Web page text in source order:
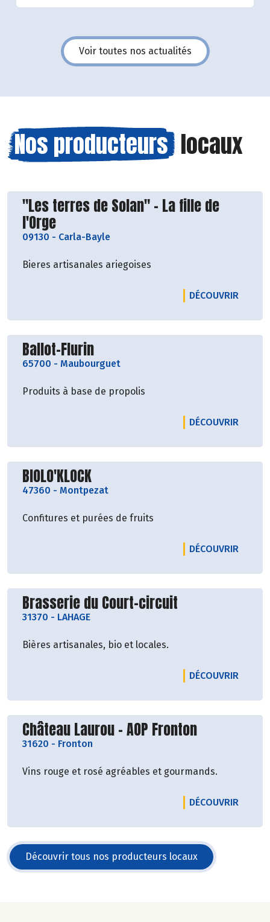
c’est aussi possible en bio.
Voir toutes nos actualités
Nos producteurs locaux
Découvrir le producteur
"Les terres de Solan" - La fille de
l'Orge
09130 - Carla-Bayle
Bieres artisanales ariegoises
DÉCOUVRIR
Découvrir le producteur
Ballot-Flurin
65700 - Maubourguet
Produits à base de propolis
DÉCOUVRIR
Découvrir le producteur
BIOLO'KLOCK
47360 - Montpezat
Confitures et purées de fruits
DÉCOUVRIR
Découvrir le producteur
Brasserie du Court-circuit
31370 - LAHAGE
Bières artisanales, bio et locales.
DÉCOUVRIR
Découvrir le producteur
Château Laurou - AOP Fronton
31620 - Fronton
Vins rouge et rosé agréables et gourmands.
DÉCOUVRIR
Découvrir tous nos producteurs locaux